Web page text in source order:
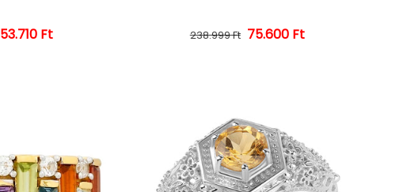
Normál ár
Kedvezményes ár
53.710 Ft Normál ár
238.999 Ft Kedvezményes ár
75.600 Ft